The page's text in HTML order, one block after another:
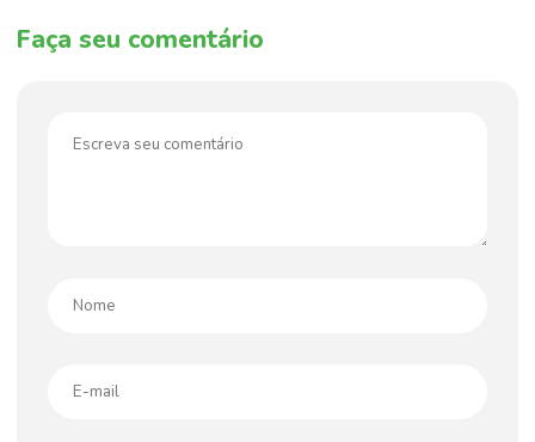
Faça seu comentário